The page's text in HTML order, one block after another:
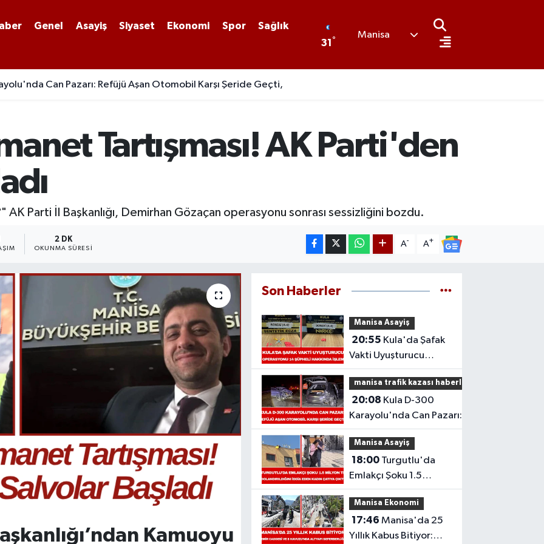
Genel Asayiş Siyaset Ekonomi Spor
Sağlık
31 °
Manisa
Can Pazarı: Refüjü Aşan Otomobil Karşı Şeride Geçti,
Tartışması! AK Parti'den
AK Parti İl Başkanlığı, Demirhan Gözaçan operasyonu sonrası sessizliğini bozdu.
2 DK
OKUNMA SÜRESI
A- A+
Kamuoyu
Son Haberler
Manisa Asayiş
20:55
Vakti Uyuşturucu
Operasyonu: 14
Şüpheli Hakkında
İşlem
manisa trafik kazası haberleri
20:08
Karayolu'nda Can Pazarı:
Refüjü Aşan Otomobil Karşı
Şeride Geçti,
Manisa Asayiş
18:00
Emlakçı Şoku 1.5
Milyon TL
Dolandırıldığını İddia
Eden Kadın Çatıya
Çıktı
Manisa Ekonomi
17:46 Manisa'da 25
Yıllık Kabus Bitiyor: